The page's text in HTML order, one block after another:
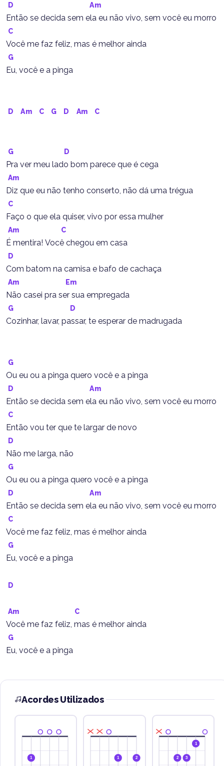
D Am
Então se decida sem ela eu não vivo, sem você eu morro
C
Você me faz feliz, mas é melhor ainda
G
Eu, você e a pinga
D Am C G D Am C
G D
Pra ver meu lado bom parece que é cega
Am
Diz que eu não tenho conserto, não dá uma trégua
C
Faço o que ela quiser, vivo por essa mulher
Am C
É mentira! Você chegou em casa
D
Com batom na camisa e bafo de cachaça
Am Em
Não casei pra ser sua empregada
G D
Cozinhar, lavar, passar, te esperar de madrugada
G
Ou eu ou a pinga quero você e a pinga
D Am
Então se decida sem ela eu não vivo, sem você eu morro
C
Então vou ter que te largar de novo
D
Não me larga, não
G
Ou eu ou a pinga quero você e a pinga
D Am
Então se decida sem ela eu não vivo, sem você eu morro
C
Você me faz feliz, mas é melhor ainda
G
Eu, você e a pinga
D
Am C
Você me faz feliz, mas é melhor ainda
G
Eu, você e a pinga
Acordes Utilizados
1 1 2 2 3
1